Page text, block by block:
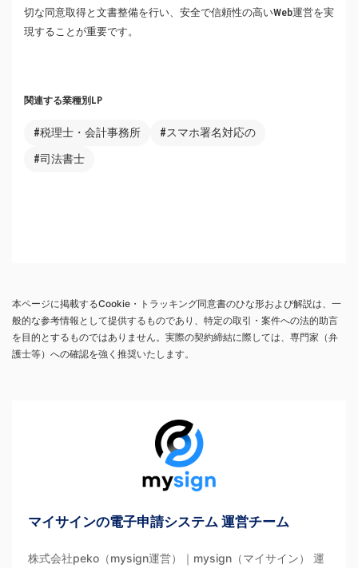
切な同意取得と文書整備を行い、安全で信頼性の高いWeb運営を実
現することが重要です。
関連する業種別LP
#税理士・会計事務所 #スマホ署名対応の
#司法書士
本ページに掲載するCookie・トラッキング同意書のひな形および解説は、一
般的な参考情報として提供するものであり、特定の取引・案件への法的助言
を目的とするものではありません。実際の契約締結に際しては、専門家（弁
護士等）への確認を強く推奨いたします。
マイサインの電子申請システム 運営チーム
株式会社peko（mysign運営）｜mysign（マイサイン） 運